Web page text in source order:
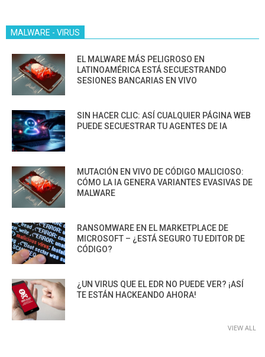
MALWARE - VIRUS
EL MALWARE MÁS PELIGROSO EN
LATINOAMÉRICA ESTÁ SECUESTRANDO
SESIONES BANCARIAS EN VIVO
SIN HACER CLIC: ASÍ CUALQUIER PÁGINA WEB
PUEDE SECUESTRAR TU AGENTES DE IA
MUTACIÓN EN VIVO DE CÓDIGO MALICIOSO:
CÓMO LA IA GENERA VARIANTES EVASIVAS DE
MALWARE
RANSOMWARE EN EL MARKETPLACE DE
MICROSOFT – ¿ESTÁ SEGURO TU EDITOR DE
CÓDIGO?
¿UN VIRUS QUE EL EDR NO PUEDE VER? ¡ASÍ
TE ESTÁN HACKEANDO AHORA!
VIEW ALL